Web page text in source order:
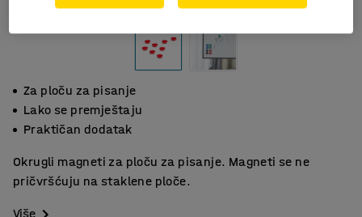
Za ploču za pisanje
Lako se premještaju
Praktičan dodatak
Okrugli magneti za ploču za pisanje. Magneti se ne
pričvršćuju na staklene ploče.
Više